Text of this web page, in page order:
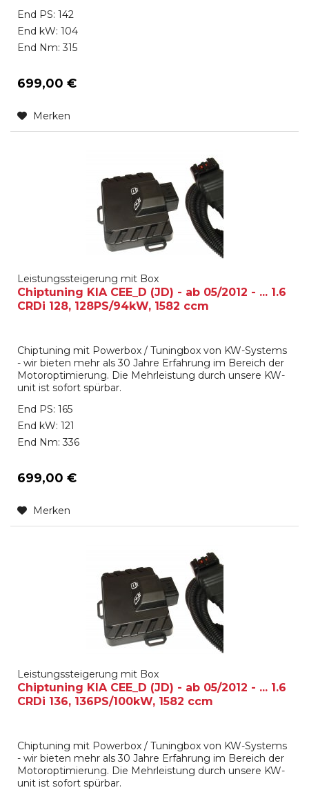
End PS: 142
End kW: 104
End Nm: 315
699,00 €
Merken
Leistungssteigerung mit Box
Chiptuning KIA CEE_D (JD) - ab 05/2012 - ... 1.6
CRDi 128, 128PS/94kW, 1582 ccm
Chiptuning mit Powerbox / Tuningbox von KW-Systems
- wir bieten mehr als 30 Jahre Erfahrung im Bereich der
Motoroptimierung. Die Mehrleistung durch unsere KW-
unit ist sofort spürbar.
End PS: 165
End kW: 121
End Nm: 336
699,00 €
Merken
Leistungssteigerung mit Box
Chiptuning KIA CEE_D (JD) - ab 05/2012 - ... 1.6
CRDi 136, 136PS/100kW, 1582 ccm
Chiptuning mit Powerbox / Tuningbox von KW-Systems
- wir bieten mehr als 30 Jahre Erfahrung im Bereich der
Motoroptimierung. Die Mehrleistung durch unsere KW-
unit ist sofort spürbar.